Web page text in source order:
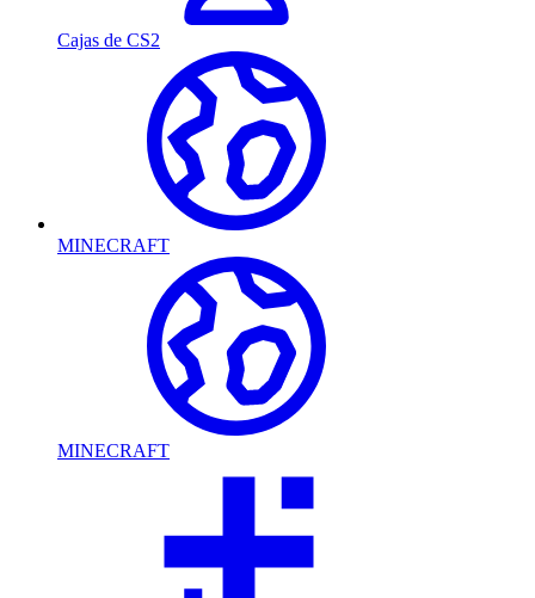
Cajas de CS2
MINECRAFT
MINECRAFT